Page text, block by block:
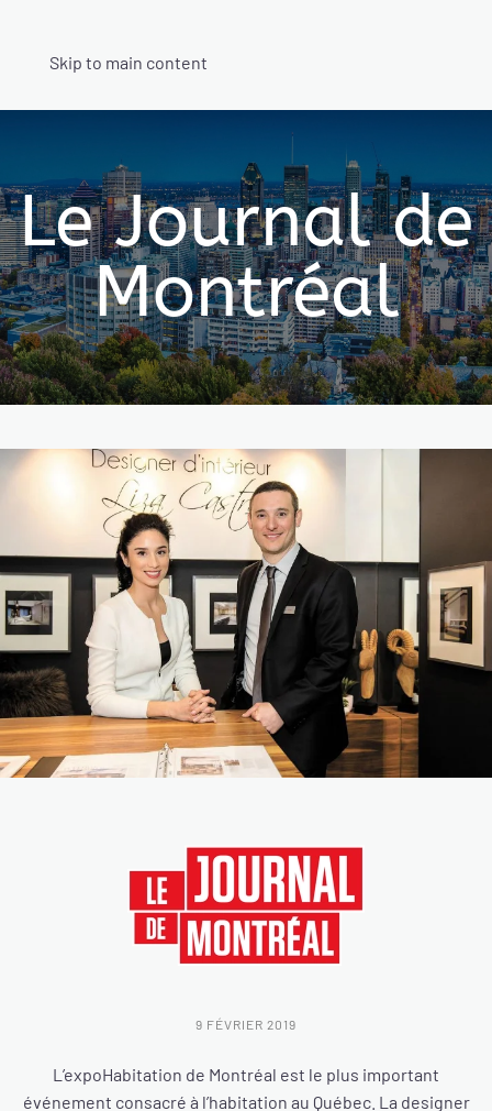
Skip to main content
Le Journal de
Montréal
9 FÉVRIER 2019
L’expoHabitation de Montréal est le plus important
événement consacré à l’habitation au Québec. La designer